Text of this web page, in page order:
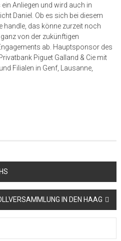
Anliegen und wird auch in
Daniel. Ob es sich bei diesem
handle, das könne zurzeit noch
von der zukünftigen
ab. Hauptsponsor des
Piguet Galland & Cie mit
Filialen in Genf, Lausanne,
IN DEN HAAG